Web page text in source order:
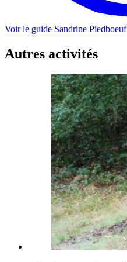
Voir le guide Sandrine Piedboeuf
Autres activités